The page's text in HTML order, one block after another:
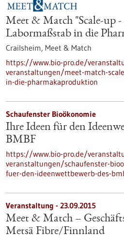
Meet & Match "Scale-up
Labormaßstab in die
Crailsheim, Meet & Match
https://www.bio-pro.de/
veranstaltungen/meet-match-
in-die-pharmakaproduktion
Schaufenster Bioökonomie
Ihre Ideen für den
BMBF
https://www.bio-pro.de/
veranstaltungen/schaufenster-
fuer-den-ideenwettbewerb-des-
Veranstaltung - 23.09.2015
Meet & Match –
Metsä Fibre/Finnland